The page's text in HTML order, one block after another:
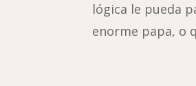
lógica le pueda
enorme papa, o